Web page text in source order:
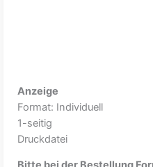
Anzeige
Format: Individuell
1-seitig
Druckdatei